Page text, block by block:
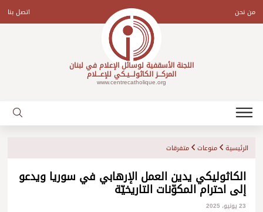
contentمن نحن اتصل بنا
اللجنة الأسقفية لوسائل الإعلام في لبنان
المركـــز الكاثولـــيـكي للإعـــلام
www.centrecatholique.org
الرئيسية منوعات متفرقات
الكاثوليكي يدين العمل الإرهابي في سوريا ويدعو
إلى احترام المكوّنات التاريخيّة
23 يونيو، 2025